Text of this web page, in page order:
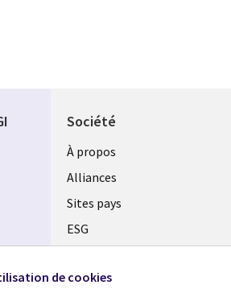
Société
À propos
Alliances
Sites pays
ESG
Fusions
de cookies